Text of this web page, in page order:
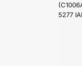
Maipú 639
Tel: (54 11) 5277